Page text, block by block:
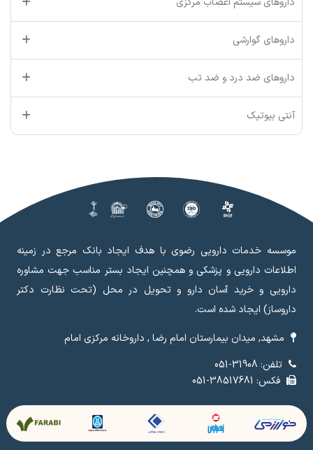
داروهای گوارشی
داروهای ضد درد و ضد تب
آنتی بیوتیک
موسسه خدمات دارویی رضوی با هدف ایجاد بانک مرجع در زمینه
اطلاعات دارویی و پزشکی و همچنین ایجاد بستر مناسب جهت مشاوره
دارویی و خرید آسان دارو و تحویل در محل (تحت نظارت دکتر
داروساز) ایجاد شده است.
مشهد, میدان بیمارستان امام رضا , داروخانه مرکزی امام
تلفن: 31908-051
فکس: 38517681-051